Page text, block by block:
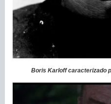
Boris Karloff caracterizado